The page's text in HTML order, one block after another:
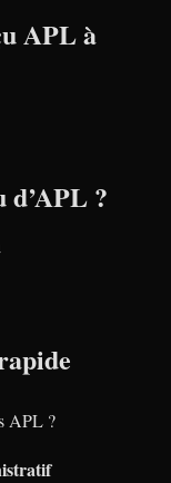
APL à
?
APL ?